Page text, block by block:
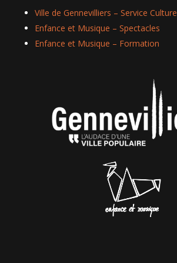
Ville de Gennevilliers – Service Culture
Enfance et Musique – Spectacles
Enfance et Musique – Formation